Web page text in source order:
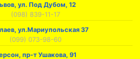
ул. Под Дубом, 12
(098) 839-11-17
ул.Мариупольская 37
(099) 073-98-60
пр-т Ушакова, 91